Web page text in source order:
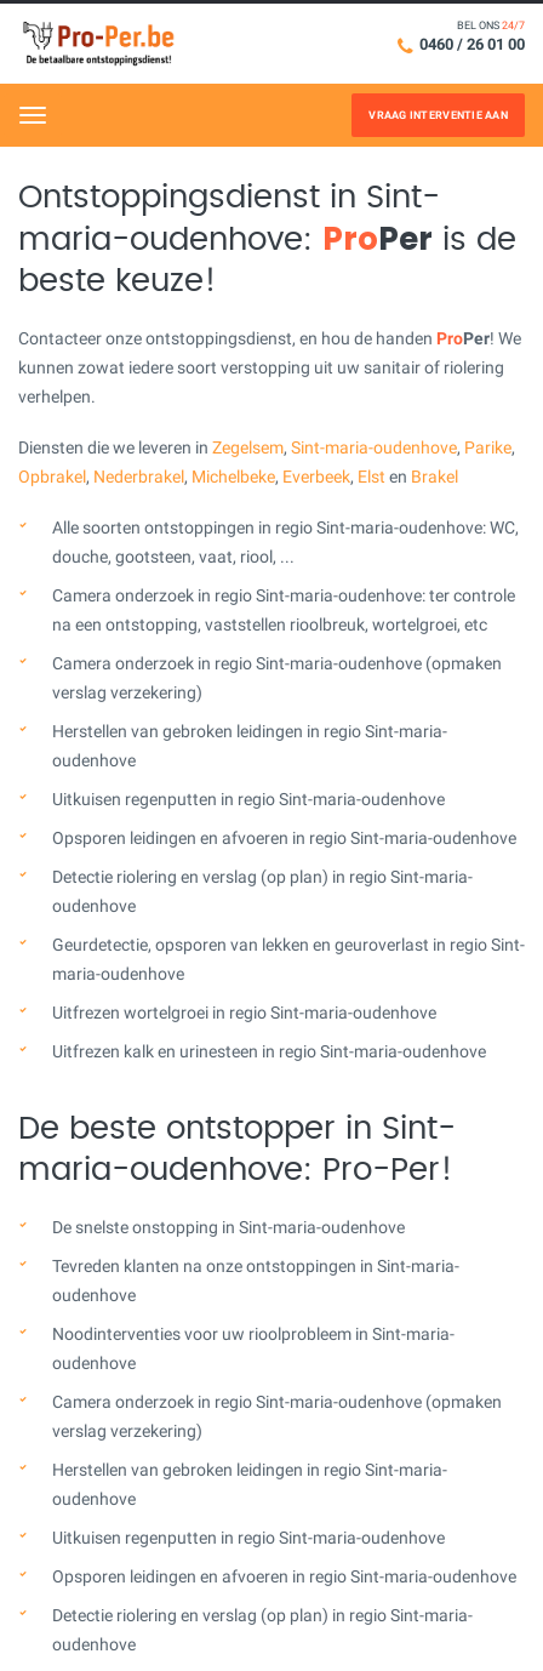
BEL ONS 24/7
0460 / 26 01 00
Menu VRAAG INTERVENTIE AAN
Ontstoppingsdienst in Sint-
maria-oudenhove: ProPer is de
beste keuze!
Contacteer onze ontstoppingsdienst, en hou de handen ProPer! We
kunnen zowat iedere soort verstopping uit uw sanitair of riolering
verhelpen.
Diensten die we leveren in Zegelsem, Sint-maria-oudenhove, Parike,
Opbrakel, Nederbrakel, Michelbeke, Everbeek, Elst en Brakel
Alle soorten ontstoppingen in regio Sint-maria-oudenhove: WC,
douche, gootsteen, vaat, riool, ...
Camera onderzoek in regio Sint-maria-oudenhove: ter controle
na een ontstopping, vaststellen rioolbreuk, wortelgroei, etc
Camera onderzoek in regio Sint-maria-oudenhove (opmaken
verslag verzekering)
Herstellen van gebroken leidingen in regio Sint-maria-
oudenhove
Uitkuisen regenputten in regio Sint-maria-oudenhove
Opsporen leidingen en afvoeren in regio Sint-maria-oudenhove
Detectie riolering en verslag (op plan) in regio Sint-maria-
oudenhove
Geurdetectie, opsporen van lekken en geuroverlast in regio Sint-
maria-oudenhove
Uitfrezen wortelgroei in regio Sint-maria-oudenhove
Uitfrezen kalk en urinesteen in regio Sint-maria-oudenhove
De beste ontstopper in Sint-
maria-oudenhove: Pro-Per!
De snelste onstopping in Sint-maria-oudenhove
Tevreden klanten na onze ontstoppingen in Sint-maria-
oudenhove
Noodinterventies voor uw rioolprobleem in Sint-maria-
oudenhove
Camera onderzoek in regio Sint-maria-oudenhove (opmaken
verslag verzekering)
Herstellen van gebroken leidingen in regio Sint-maria-
oudenhove
Uitkuisen regenputten in regio Sint-maria-oudenhove
Opsporen leidingen en afvoeren in regio Sint-maria-oudenhove
Detectie riolering en verslag (op plan) in regio Sint-maria-
oudenhove